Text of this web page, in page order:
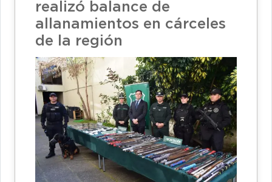
realizó balance de
allanamientos en cárceles
de la región